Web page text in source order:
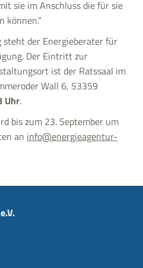
sie im Anschluss die für sie
können.“
steht der Energieberater für
Der Eintritt zur
ist der Ratssaal im
Wall 6, 53359
Uhr.
bis zum 23. September um
an info@energieagentur-